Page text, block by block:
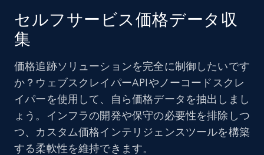
セルフサービス価格データ収
集
価格追跡ソリューションを完全に制御したいです
か？ウェブスクレイパーAPIやノーコードスクレ
イパーを使用して、自ら価格データを抽出しまし
ょう。インフラの開発や保守の必要性を排除しつ
つ、カスタム価格インテリジェンスツールを構築
する柔軟性を維持できます。